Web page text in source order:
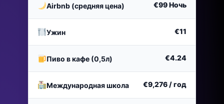
Airbnb (средняя цена) €99Ночь
Ужин €11
Пиво в кафе (0,5л) €4.24
Международная школа €9,276 / год